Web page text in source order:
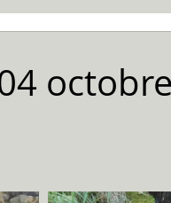
octobre